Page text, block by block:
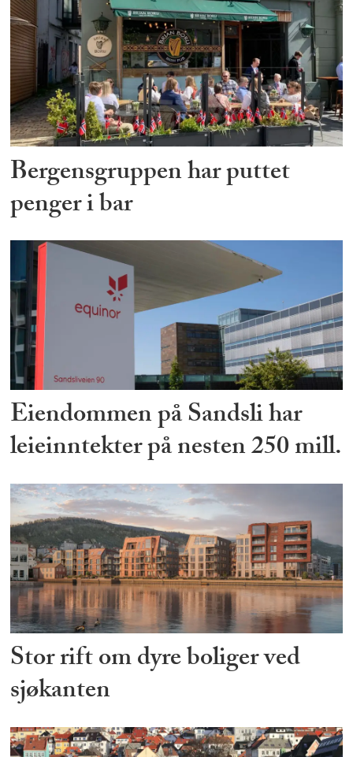
Bergensgruppen har puttet
penger i bar
Eiendommen på Sandsli har
leieinntekter på nesten 250 mill.
Stor rift om dyre boliger ved
sjøkanten